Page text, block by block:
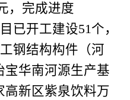
，完成进度
已开工建设51 个，
钢结构构件（河
宝华南河源生产基
高新区紫泉饮料万